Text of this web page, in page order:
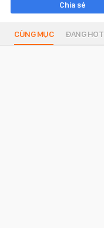
Chia sẻ
CÙNG MỤC ĐANG HOT